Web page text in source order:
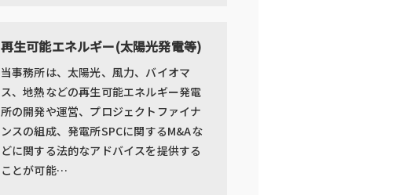
再生可能エネルギー(太陽光発電等)
当事務所は、太陽光、風力、バイオマ
ス、地熱などの再生可能エネルギー発電
所の開発や運営、プロジェクトファイナ
ンスの組成、発電所SPCに関するM&Aな
どに関する法的なアドバイスを提供する
ことが可能…